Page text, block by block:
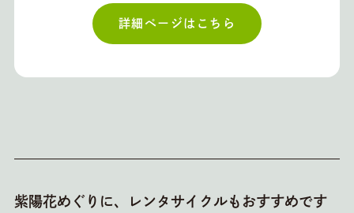
詳細ページはこちら
紫陽花めぐりに、レンタサイクルもおすすめです